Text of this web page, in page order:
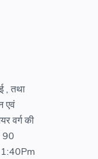
, तथा
एवं
वर्ग की
90
1:40Pm